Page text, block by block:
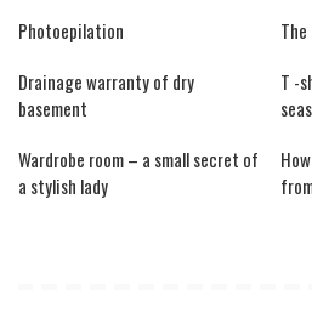
Photoepilation
Drainage warranty of dry
basement
T -
Wardrobe room – a small secret of
a stylish lady